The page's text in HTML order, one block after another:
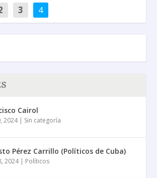
3 4
Cairol
2024| Sin categoría
Pérez Carrillo (Políticos de Cuba)
2024| Políticos